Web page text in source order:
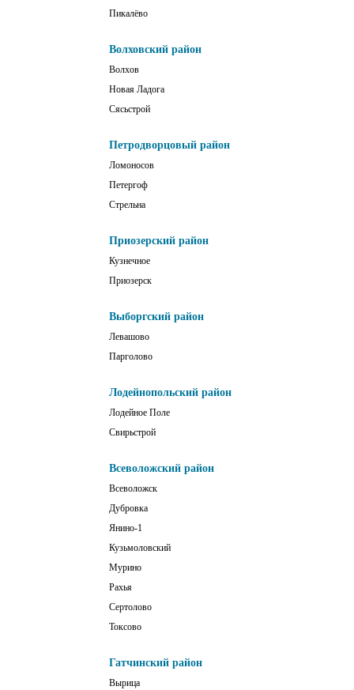
Пикалёво
Волховский район
Волхов
Новая Ладога
Сясьстрой
Петродворцовый район
Ломоносов
Петергоф
Стрельна
Приозерский район
Кузнечное
Приозерск
Выборгский район
Левашово
Парголово
Лодейнопольский район
Лодейное Поле
Свирьстрой
Всеволожский район
Всеволожск
Дубровка
Янино-1
Кузьмоловский
Мурино
Рахья
Сертолово
Токсово
Гатчинский район
Вырица